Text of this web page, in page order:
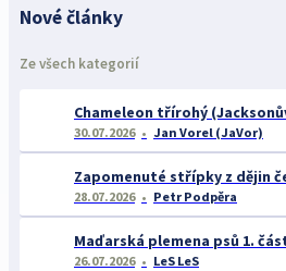
Nové články
Ze všech kategorií
Chameleon třírohý
30.07.2026 Jan Vorel (JaVor)
28.07.2026 Petr Podpěra
Maďarská plemena psů 1.
26.07.2026 LeS LeS